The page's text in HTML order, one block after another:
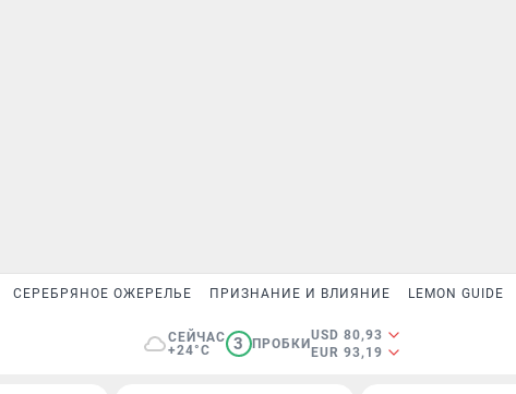
СЕРЕБРЯНОЕ ОЖЕРЕЛЬЕ ПРИЗНАНИЕ И ВЛИЯНИЕ LEMON GUIDE
СЕЙЧАС
+24°C
3 ПРОБКИ
USD 80,93
EUR 93,19